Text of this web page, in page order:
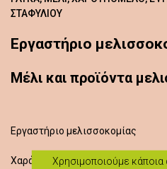
ΣΤΑΦΥΛΙΟΎ
Εργαστήριο
Μέλι και προϊόντα
Εργαστήριο μελισσοκομίας
Χαράλαμπος Χριστοδούλου
Χρησιμοποιούμε